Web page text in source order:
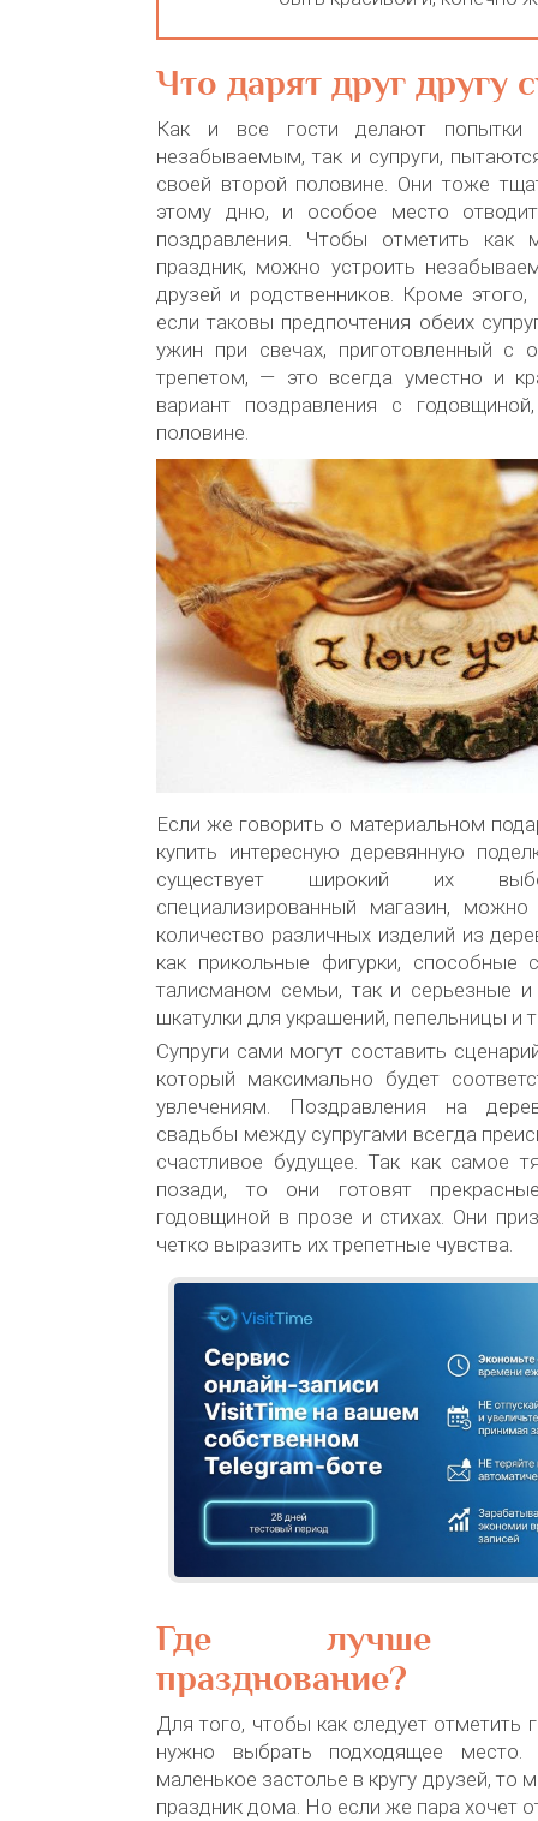
Что дарят друг другу
Как и все гости делают попытки
незабываемым, так и супруги,
своей второй половине. Они тоже
этому дню, и особое место
поздравления. Чтобы отметить как
праздник, можно устроить
друзей и родственников. Кроме
если таковы предпочтения обеих
ужин при свечах, приготовленный
трепетом, — это всегда уместно и
вариант поздравления с
половине.
Если же говорить о материальном
купить интересную деревянную
существует широкий их
специализированный магазин,
количество различных изделий из
как прикольные фигурки, способные
талисманом семьи, так и серьезные
шкатулки для украшений, пепельницы и
Супруги сами могут составить
который максимально будет
увлечениям. Поздравления на
свадьбы между супругами всегда
счастливое будущее. Так как самое
позади, то они готовят
годовщиной в прозе и стихах. Они
четко выразить их трепетные чувства.
Где лучше
празднование?
Для того, чтобы как следует отметить
нужно выбрать подходящее место.
маленькое застолье в кругу друзей, то
праздник дома. Но если же пара хочет